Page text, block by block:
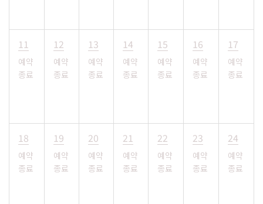
11
예약
종료
12
예약
종료
13
예약
종료
14
예약
종료
15
예약
종료
16
예약
종료
17
예약
종료
18
예약
종료
19
예약
종료
20
예약
종료
21
예약
종료
22
예약
종료
23
예약
종료
24
예약
종료